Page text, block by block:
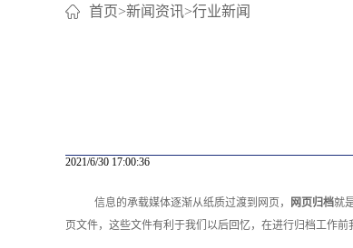
首页>新闻资讯>行业新闻
2021/6/30 17:00:36
信息的承载媒体逐渐从纸质过渡到网页， 网页归档就
页文件，这些文件有利于我们以后回忆，在进行归档工作